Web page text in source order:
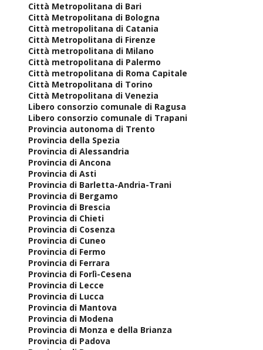
Città Metropolitana di Bari
Città Metropolitana di Bologna
Città metropolitana di Catania
Città Metropolitana di Firenze
Città metropolitana di Milano
Città metropolitana di Palermo
Città metropolitana di Roma Capitale
Città Metropolitana di Torino
Città Metropolitana di Venezia
Libero consorzio comunale di Ragusa
Libero consorzio comunale di Trapani
Provincia autonoma di Trento
Provincia della Spezia
Provincia di Alessandria
Provincia di Ancona
Provincia di Asti
Provincia di Barletta-Andria-Trani
Provincia di Bergamo
Provincia di Brescia
Provincia di Chieti
Provincia di Cosenza
Provincia di Cuneo
Provincia di Fermo
Provincia di Ferrara
Provincia di Forlì-Cesena
Provincia di Lecce
Provincia di Lucca
Provincia di Mantova
Provincia di Modena
Provincia di Monza e della Brianza
Provincia di Padova